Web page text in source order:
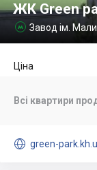
ЖК Green
 Завод ім.
Ціна
Всі квартири
 green-